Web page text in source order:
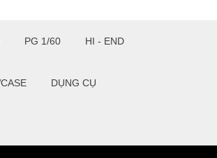
PG 1/60 HI - END
DỤNG CỤ